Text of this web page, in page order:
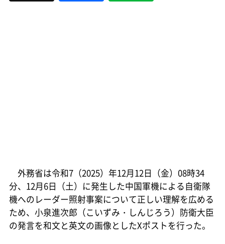
外務省は令和7（2025）年12月12日（金）08時34
分、12月6日（土）に発生した中国軍機による自衛隊
機へのレーダー照射事案について正しい理解を広める
ため、小泉進次郎（こいずみ・しんじろう）防衛大臣
の発言を和文と英文の画像としたXポストを行った。